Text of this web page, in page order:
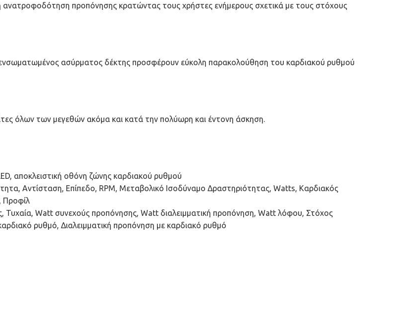
προπόνησης κρατώντας τους χρήστες ενήμερους σχετικά με τους στόχους
ενσωματωμένος ασύρματος δέκτης προσφέρουν εύκολη παρακολούθηση του καρδιακού ρυθμού
όλων των μεγεθών ακόμα και κατά την πολύωρη και έντονη άσκηση.
αποκλειστική οθόνη ζώνης καρδιακού ρυθμού
Αντίσταση, Επίπεδο, RPM, Μεταβολικό Ισοδύναμο Δραστηριότητας, Watts, Καρδιακός
Προφίλ
Τυχαία, Watt συνεχούς προπόνησης, Watt διαλειμματική προπόνηση, Watt λόφου, Στόχος
ρυθμό, Διαλειμματική προπόνηση με καρδιακό ρυθμό